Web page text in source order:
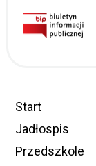
Start
Jadłospis
Przedszkole